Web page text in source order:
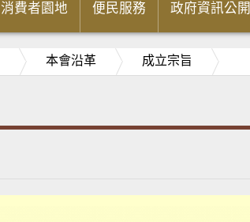
消費者園地 便民服務 政府資訊公開
本會沿革 成立宗旨